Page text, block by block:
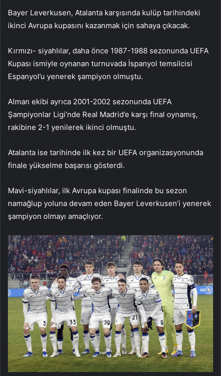
Bayer Leverkusen, Atalanta karşısında kulüp tarihindeki
ikinci Avrupa kupasını kazanmak için sahaya çıkacak.
Kırmızı- siyahlılar, daha önce 1987-1988 sezonunda UEFA
Kupası ismiyle oynanan turnuvada İspanyol temsilcisi
Espanyol’u yenerek şampiyon olmuştu.
Alman ekibi ayrıca 2001-2002 sezonunda UEFA
Şampiyonlar Ligi’nde Real Madrid’e karşı final oynamış,
rakibine 2-1 yenilerek ikinci olmuştu.
Atalanta ise tarihinde ilk kez bir UEFA organizasyonunda
finale yükselme başarısı gösterdi.
Mavi-siyahlılar, ilk Avrupa kupası finalinde bu sezon
namağlup yoluna devam eden Bayer Leverkusen’i yenerek
şampiyon olmayı amaçlıyor.